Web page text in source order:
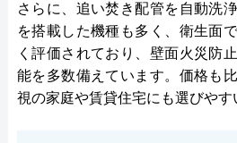
さらに、追い焚き配管を自動洗
を搭載した機種も多く、衛生面
く評価されており、壁面火災防
能を多数備えています。価格も
視の家庭や賃貸住宅にも選びやす